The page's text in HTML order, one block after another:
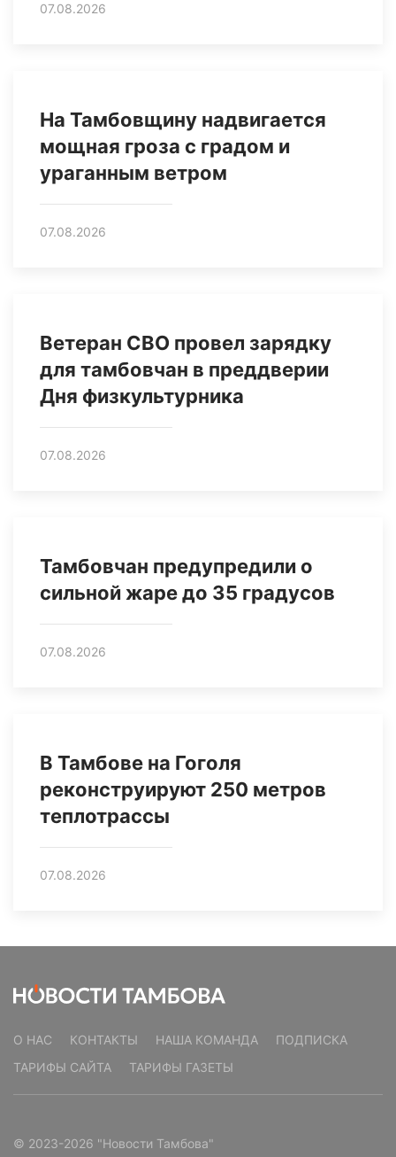
07.08.2026
На Тамбовщину надвигается
мощная гроза с градом и
ураганным ветром
07.08.2026
Ветеран СВО провел зарядку
для тамбовчан в преддверии
Дня физкультурника
07.08.2026
Тамбовчан предупредили о
сильной жаре до 35 градусов
07.08.2026
В Тамбове на Гоголя
реконструируют 250 метров
теплотрассы
07.08.2026
О НАС КОНТАКТЫ НАША КОМАНДА
ПОДПИСКА
ТАРИФЫ САЙТА
ТАРИФЫ ГАЗЕТЫ
© 2023-2026 "Новости Тамбова"